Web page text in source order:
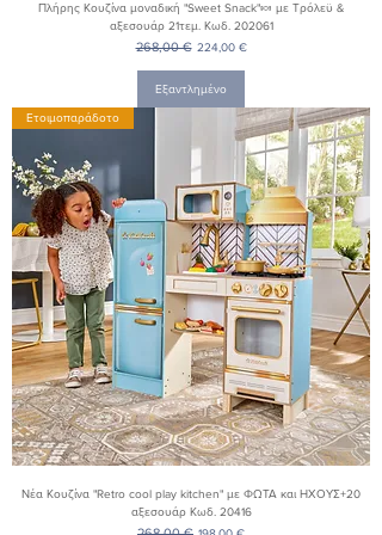
Πλήρης Κουζίνα μοναδική "Sweet Snack"🍬 με Τρόλεϋ &
αξεσουάρ 21τεμ. Κωδ. 202061
Κανονική τιμή
268,00 € Τιμή Έκπτωσης
224,00 €
Εξαντλημένο
Ετοιμοπαράδοτο
Νέα Κουζίνα "Retro cool play kitchen" με ΦΩΤΑ και ΗΧΟΥΣ+20
αξεσουάρ Κωδ. 20416
Κανονική τιμήΤιμή Έκπτωσης